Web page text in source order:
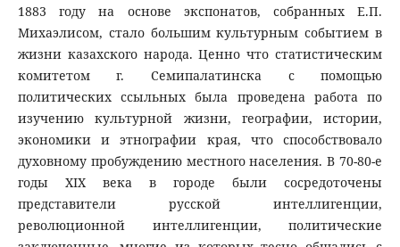
1883 году на основе экспонатов, собранных Е.П.
Михаэлисом, стало большим культурным событием в
жизни казахского народа. Ценно что статистическим
комитетом г. Семипалатинска с помощью
политических ссыльных была проведена работа по
изучению культурной жизни, географии, истории,
экономики и этнографии края, что способствовало
духовному пробуждению местного населения. В 70-80-е
годы ХІХ века в городе были сосредоточены
представители русской интеллигенции,
революционной интеллигенции, политические